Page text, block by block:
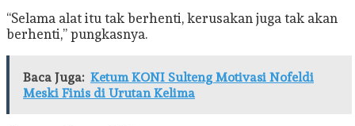
“Selama alat itu tak berhenti, kerusakan juga tak akan
berhenti,” pungkasnya.
Baca Juga: Ketum KONI Sulteng Motivasi Nofeldi
Meski Finis di Urutan Kelima